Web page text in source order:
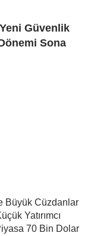
Güvenlik
Sona
Büyük Cüzdanlar
Yatırımcı
70 Bin Dolar